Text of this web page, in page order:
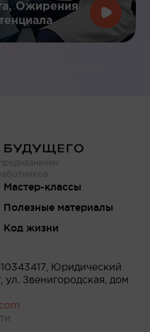
Ожирения
Мастер-классы
Полезные материалы
Код жизни
Юридический
ул. Звенигородская, дом